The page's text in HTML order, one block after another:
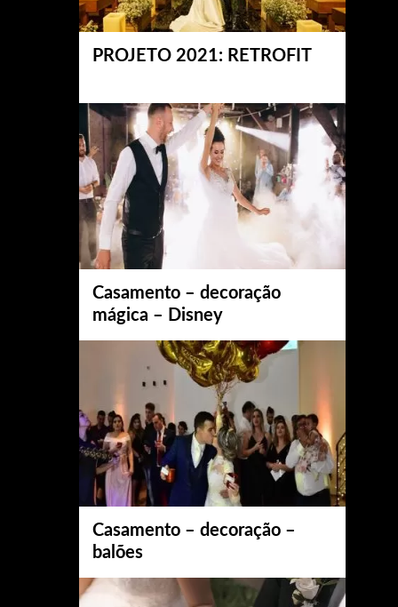
PROJETO 2021: RETROFIT
Casamento – decoração
mágica – Disney
Casamento – decoração –
balões